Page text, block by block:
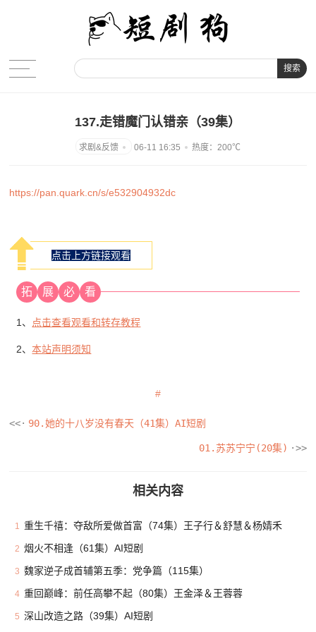
搜索
137.走错魔门认错亲（39集）
06-11 16:35 热度：200℃
https://pan.quark.cn/s/e532904932dc
点击上方链接观看
拓 展 必 看
1、 点击查看观看和转存教程
2、本站声明须知
90.她的十八岁没有春天（41集）AI短剧
01.苏苏宁宁(20集)
相关内容
1 重生千禧：夺敌所爱做首富（74集）王子行＆舒慧＆杨婧禾
2 烟火不相逢（61集）AI短剧
3 魏家逆子成首辅第五季：党争篇（115集）
4 重回巅峰：前任高攀不起（80集）王金泽＆王蓉蓉
5 深山改造之路（39集）AI短剧